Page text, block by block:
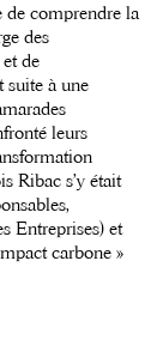
comprendre la
des
de
suite à une
leurs
Ribac s’y était
Entreprises) et
carbone »